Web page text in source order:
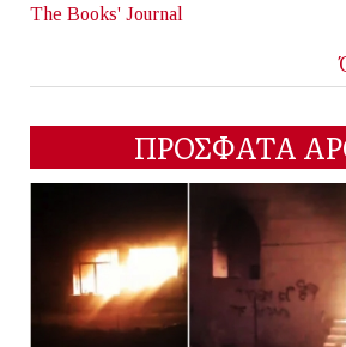
The Books' Journal
ΠΡΟΣΦΑΤΑ